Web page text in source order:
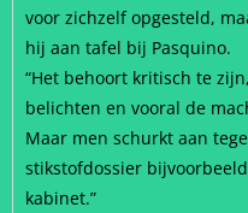
voor zichzelf opgesteld,
hij aan tafel bij Pasquino.
“Het behoort kritisch te
belichten en vooral de
Maar men schurkt aan
stikstofdossier
kabinet.”